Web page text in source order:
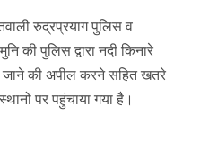
रुद्रप्रयाग पुलिस व
की पुलिस द्वारा नदी किनारे
जाने की अपील करने सहित खतरे
पर पहुंचाया गया है।